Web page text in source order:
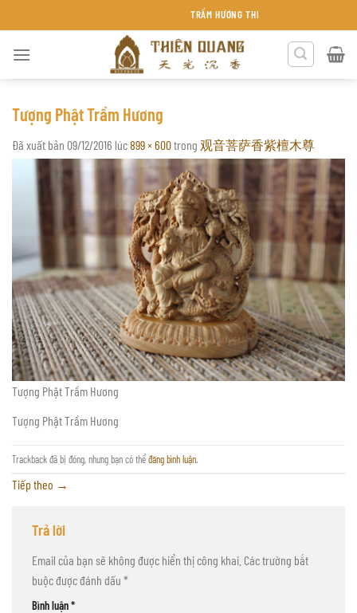
đến
TRẦM HƯƠNG THIÊN QUANG KHÁNH HÒA
Tượng Phật Trầm Hương
Đã xuất bản 09/12/2016 lúc899 × 600trong 观音菩萨香紫檀木尊
Tượng Phật Trầm Hương
Tượng Phật Trầm Hương
Trackback đã bị đóng, nhưng bạn có thểđăng bình luận.
Tiếp theo →
Trả lời
Email của bạn sẽ không được hiển thị công khai. Các trường bắt
buộc được đánh dấu *
Bình luận*